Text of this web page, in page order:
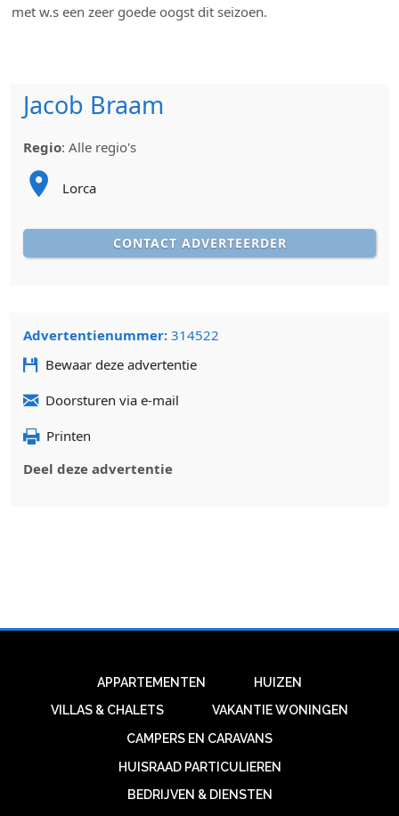
met w.s een zeer goede oogst dit seizoen.
Jacob Braam
Regio:Alle regio's
Lorca
CONTACT ADVERTEERDER
Advertentienummer: 314522
Bewaar deze advertentie
Doorsturen via e-mail
Printen
Deel deze advertentie
APPARTEMENTEN
HUIZEN
VILLAS & CHALETS
VAKANTIE WONINGEN
CAMPERS EN CARAVANS
HUISRAAD PARTICULIEREN
BEDRIJVEN & DIENSTEN